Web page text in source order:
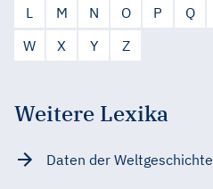
L
M N O P Q
W
X Y Z
Weitere Lexika
Daten der Weltgeschichte